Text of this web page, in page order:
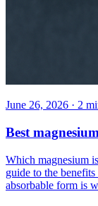
June 26, 2026 · 2
Best
Which magnesium
guide to the
absorbable form is